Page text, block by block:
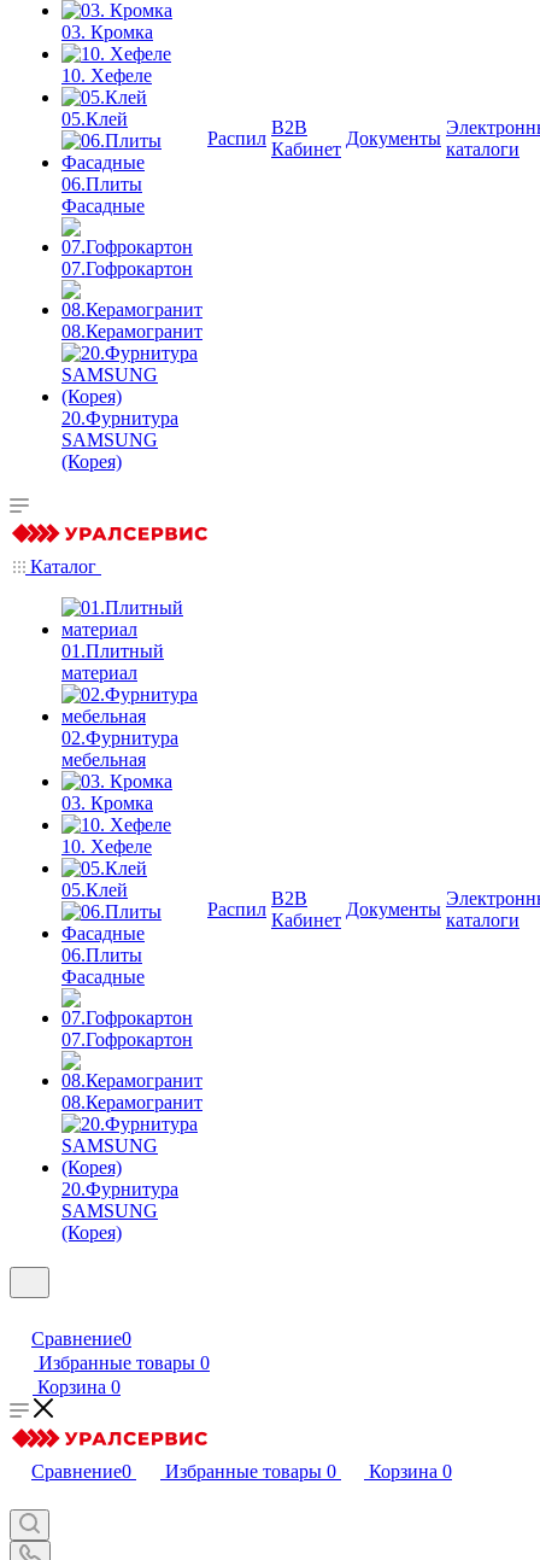
03. Кромка
10. Хефеле
05.Клей
06.Плиты
Фасадные
07.Гофрокартон
08.Керамогранит
20.Фурнитура
SAMSUNG
(Корея)
Распил
B2B
Кабинет
Документы
каталоги
Каталог
01.Плитный
материал
02.Фурнитура
мебельная
03. Кромка
10. Хефеле
05.Клей
06.Плиты
Фасадные
07.Гофрокартон
08.Керамогранит
20.Фурнитура
SAMSUNG
(Корея)
Распил
B2B
Кабинет
Документы
каталоги
Сравнение0
Избранные товары 0
Корзина 0
Сравнение0 Избранные товары 0 Корзина 0